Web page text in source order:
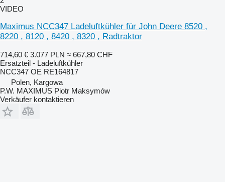
VIDEO
Maximus NCC347 Ladeluftkühler für John Deere 8520 ,
8220 , 8120 , 8420 , 8320 , Radtraktor
714,60 € 3.077 PLN ≈ 667,80 CHF
Ersatzteil - Ladeluftkühler
NCC347 OE RE164817
Polen, Kargowa
P.W. MAXIMUS Piotr Maksymów
Verkäufer kontaktieren